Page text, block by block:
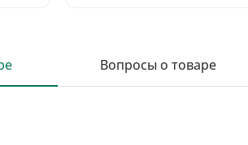
Вопросы о товаре